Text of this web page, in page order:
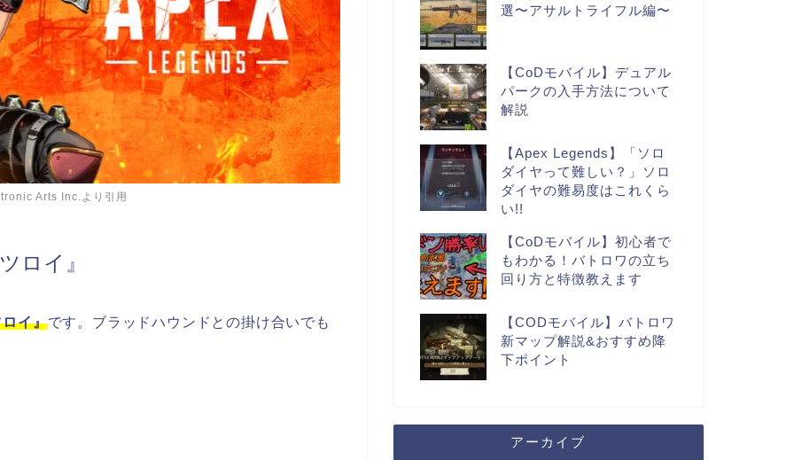
Arts Inc.より引用
ロイ』
イ』です。ブラッドハウンドとの掛け合いでも
選〜アサルトライフル編〜
【CoDモバイル】デュアル
パークの入手方法について
解説
【Apex Legends】「ソロ
ダイヤって難しい？」ソロ
ダイヤの難易度はこれくら
い!!
【CoDモバイル】初心者で
もわかる！バトロワの立ち
回り方と特徴教えます
【CODモバイル】バトロワ
新マップ解説&おすすめ降
下ポイント
アーカイブ